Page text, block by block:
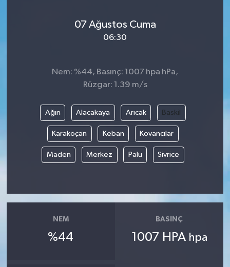
07 Ağustos Cuma
06:30
Nem: %44, Basınç: 1007 hpa hPa,
Rüzgar: 1.39 m/s
Ağın Alacakaya Arıcak Baskil
Karakoçan Keban Kovancılar
Maden Merkez Palu Sivrice
NEM
%44
BASINÇ
1007 HPA hpa